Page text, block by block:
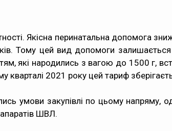
Якісна перинатальна допомога
Тому цей вид допомоги залишається
які народились з вагою до 1500 г,
кварталі 2021 року цей тариф
умови закупівлі по цьому напряму,
ШВЛ.